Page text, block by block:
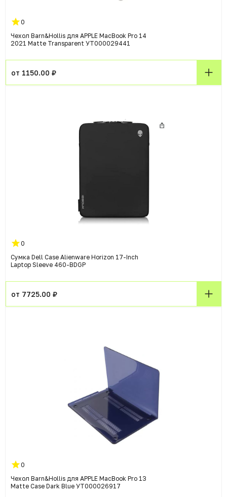
0
Чехол Barn&Hollis для APPLE MacBook Pro 14
2021 Matte Transparent УТ000029441
от 1150.00 ₽
0
Сумка Dell Case Alienware Horizon 17-Inch
Laptop Sleeve 460-BDGP
от 7725.00 ₽
0
Чехол Barn&Hollis для APPLE MacBook Pro 13
Matte Case Dark Blue УТ000026917